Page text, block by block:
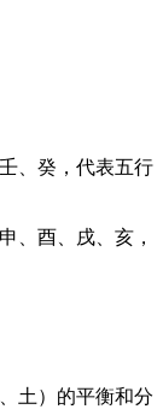
、癸，代表五行
、酉、戌、亥，
土）的平衡和分